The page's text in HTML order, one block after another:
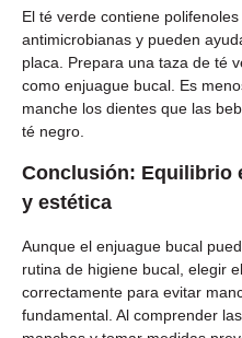
El té verde contiene
antimicrobianas y pueden
placa. Prepara una taza de té
como enjuague bucal. Es
manche los dientes que las
té negro.
Conclusión: Equilibrio
y estética
Aunque el enjuague bucal
rutina de higiene bucal, elegir
correctamente para evitar
fundamental. Al comprender